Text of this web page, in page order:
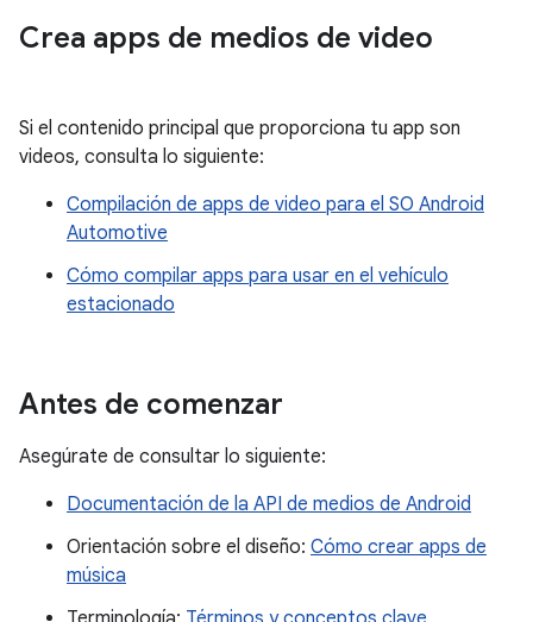
Crea apps de medios de video
Si el contenido principal que proporciona tu app son
videos, consulta lo siguiente:
Compilación de apps de video para el SO Android
Automotive
Cómo compilar apps para usar en el vehículo
estacionado
Antes de comenzar
Asegúrate de consultar lo siguiente:
Documentación de la API de medios de Android
Orientación sobre el diseño: Cómo crear apps de
música